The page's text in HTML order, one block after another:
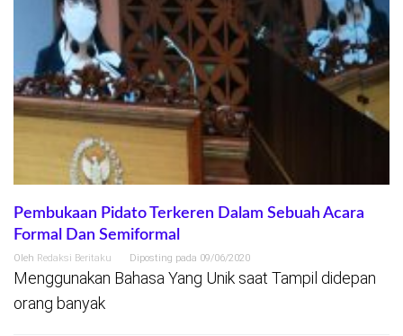
Pembukaan Pidato Terkeren Dalam Sebuah Acara
Formal Dan Semiformal
Oleh Redaksi Beritaku Diposting pada 09/06/2020
Menggunakan Bahasa Yang Unik saat Tampil didepan
orang banyak